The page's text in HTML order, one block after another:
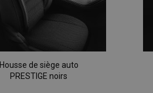
Housse de siège auto
PRESTIGE noirs